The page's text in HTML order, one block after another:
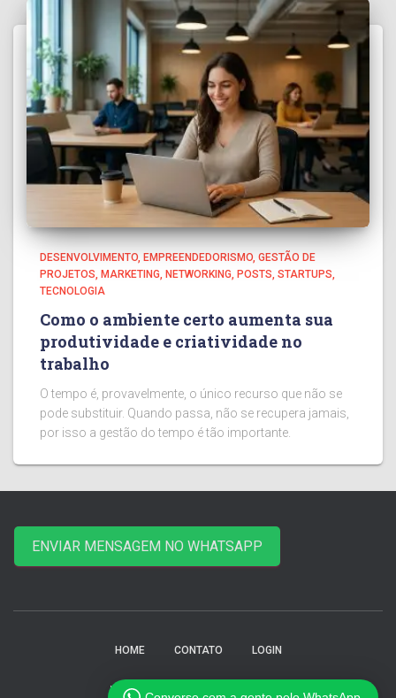
DESENVOLVIMENTO EMPREENDEDORISMO GESTÃO DE
PROJETOS
MARKETING NETWORKING POSTS STARTUPS
TECNOLOGIA
Como o ambiente certo aumenta sua
produtividade e criatividade no
trabalho
O tempo é, provavelmente, o único recurso que não se
pode substituir. Quando passa, não se recupera jamais,
por isso a gestão do tempo é tão importante.
ENVIAR MENSAGEM NO WHATSAPP
HOME CONTATO LOGIN
Hestia | Developed by ThemeIsle